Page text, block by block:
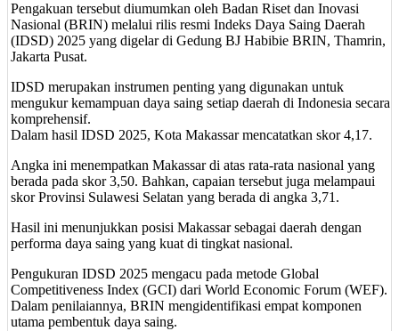
Pengakuan tersebut diumumkan oleh Badan Riset dan Inovasi
Nasional (BRIN) melalui rilis resmi Indeks Daya Saing Daerah
(IDSD) 2025 yang digelar di Gedung BJ Habibie BRIN, Thamrin,
Jakarta Pusat.
IDSD merupakan instrumen penting yang digunakan untuk
mengukur kemampuan daya saing setiap daerah di Indonesia secara
komprehensif.
Dalam hasil IDSD 2025, Kota Makassar mencatatkan skor 4,17.
Angka ini menempatkan Makassar di atas rata-rata nasional yang
berada pada skor 3,50. Bahkan, capaian tersebut juga melampaui
skor Provinsi Sulawesi Selatan yang berada di angka 3,71.
Hasil ini menunjukkan posisi Makassar sebagai daerah dengan
performa daya saing yang kuat di tingkat nasional.
Pengukuran IDSD 2025 mengacu pada metode Global
Competitiveness Index (GCI) dari World Economic Forum (WEF).
Dalam penilaiannya, BRIN mengidentifikasi empat komponen
utama pembentuk daya saing.